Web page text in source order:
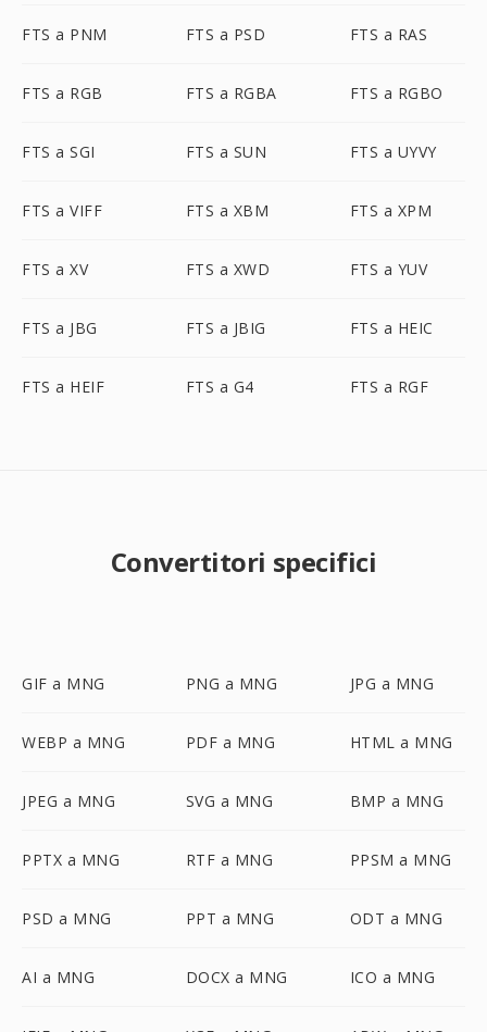
FTS a PNM FTS a PSD FTS a RAS
FTS a RGB FTS a RGBA FTS a RGBO
FTS a SGI FTS a SUN FTS a UYVY
FTS a VIFF FTS a XBM FTS a XPM
FTS a XV FTS a XWD FTS a YUV
FTS a JBG FTS a JBIG FTS a HEIC
FTS a HEIF FTS a G4 FTS a RGF
Convertitori specifici
GIF a MNG PNG a MNG JPG a MNG
WEBP a MNG PDF a MNG HTML a MNG
JPEG a MNG SVG a MNG BMP a MNG
PPTX a MNG RTF a MNG PPSM a MNG
PSD a MNG PPT a MNG ODT a MNG
AI a MNG DOCX a MNG ICO a MNG